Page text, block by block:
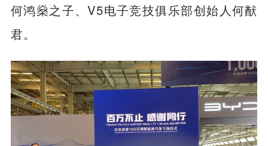
何鸿燊之子、V5电子竞技俱乐部创始人何猷
君。